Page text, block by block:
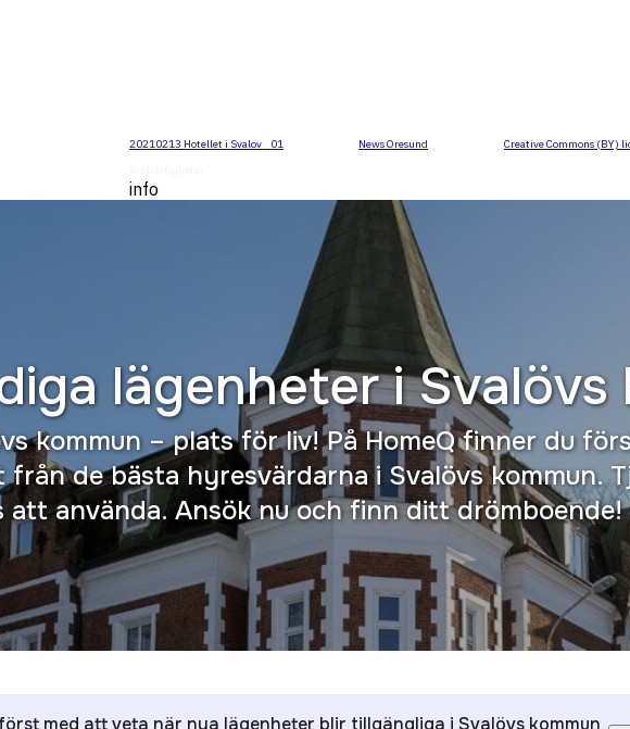
20210213 Hotellet i Svalov _01 News Oresund
Creative Commons (BY)
info
lägenheter iSvalövs
kommun – plats för liv! På HomeQ finner du
från de bästa hyresvärdarna i Svalövs kommun.
att använda. Ansök nu och finn ditt drömboende!
med att veta när nya lägenheter blir tillgängliga i Svalövs kommun